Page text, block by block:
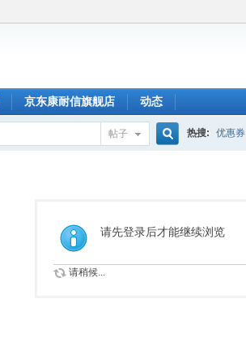
京东康耐信旗舰店 动态
帖子
索
热搜: 优惠券
请先登录后才能继续浏览
请稍候...